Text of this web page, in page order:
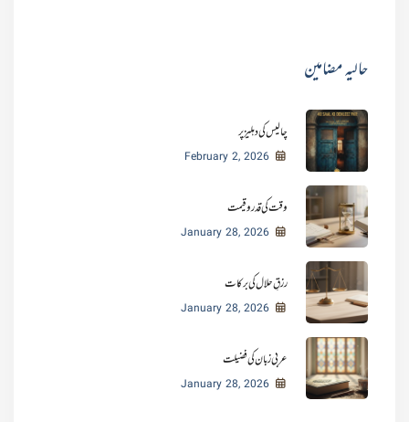
حالیہ مضامین
چالیس کی دہلیز پر
February 2, 2026
وقت کی قدر و قیمت
January 28, 2026
رزقِ حلال کی برکات
January 28, 2026
عربی زبان کی فضیلت
January 28, 2026